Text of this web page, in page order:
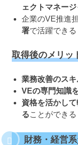
ェクトマネー
企業のVE推進
署で活躍できる
取得後のメリッ
業務改善のス
VEの専門知識
資格を活かし
ることができる
財務・経営